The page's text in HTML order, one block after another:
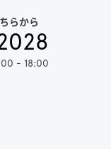
らから
- 18:00